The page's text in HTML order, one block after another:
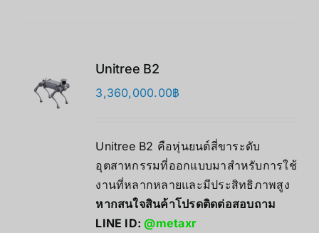
Unitree B2
3,360,000.00฿
Unitree B2 คือหุ่นยนต์สี่ขาระดับ
อุตสาหกรรมที่ออกแบบมาสำหรับการใช้
งานที่หลากหลายและมีประสิทธิภาพสูง
หากสนใจสินค้าโปรดติดต่อสอบถาม
LINE ID:@metaxr